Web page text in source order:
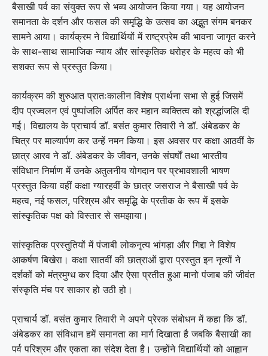
बैसाखी पर्व का संयुक्त रूप से भव्य आयोजन किया गया। यह आयोजन
समानता के दर्शन और फसल की समृद्धि के उत्सव का अद्भुत संगम बनकर
सामने आया। कार्यक्रम ने विद्यार्थियों में राष्ट्रप्रेम की भावना जागृत करने
के साथ-साथ सामाजिक न्याय और सांस्कृतिक धरोहर के महत्व को भी
सशक्त रूप से प्रस्तुत किया।
कार्यक्रम की शुरुआत प्रातःकालीन विशेष प्रार्थना सभा से हुई जिसमें
दीप प्रज्वलन एवं पुष्पांजलि अर्पित कर महान व्यक्तित्व को श्रद्धांजलि दी
गई। विद्यालय के प्राचार्य डॉ. बसंत कुमार तिवारी ने डॉ. अंबेडकर के
चित्र पर माल्यार्पण कर उन्हें नमन किया। इस अवसर पर कक्षा आठवीं के
छात्र आरव ने डॉ. अंबेडकर के जीवन, उनके संघर्षों तथा भारतीय
संविधान निर्माण में उनके अतुलनीय योगदान पर प्रभावशाली भाषण
प्रस्तुत किया वहीं कक्षा ग्यारहवीं के छात्र जसराज ने बैसाखी पर्व के
महत्व, नई फसल, परिश्रम और समृद्धि के प्रतीक के रूप में इसके
सांस्कृतिक पक्ष को विस्तार से समझाया।
सांस्कृतिक प्रस्तुतियों में पंजाबी लोकनृत्य भांगड़ा और गिद्दा ने विशेष
आकर्षण बिखेरा। कक्षा सातवीं की छात्राओं द्वारा प्रस्तुत इन नृत्यों ने
दर्शकों को मंत्रमुग्ध कर दिया और ऐसा प्रतीत हुआ मानो पंजाब की जीवंत
संस्कृति मंच पर साकार हो उठी हो।
प्राचार्य डॉ. बसंत कुमार तिवारी ने अपने प्रेरक संबोधन में कहा कि डॉ.
अंबेडकर का संविधान हमें समानता का मार्ग दिखाता है जबकि बैसाखी का
पर्व परिश्रम और एकता का संदेश देता है। उन्होंने विद्यार्थियों को आह्वान